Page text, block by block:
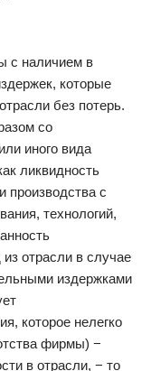
с наличием в
которые
без потерь.
со
иного вида
ликвидность
производства с
технологий,
отрасли в случае
издержками
которое нелегко
фирмы) −
в отрасли, − то